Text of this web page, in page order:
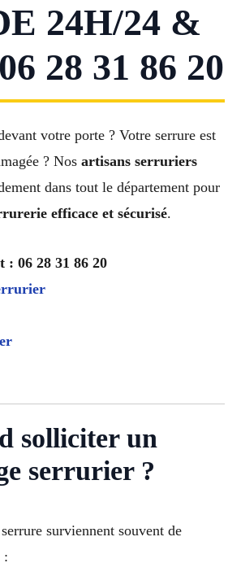
24H/24 &
28 31 86 20
votre porte ? Votre serrure est
? Nos artisans serruriers
dans tout le département pour
efficace et sécurisé.
: 06 28 31 86 20
solliciter un
serrurier ?
surviennent souvent de
: